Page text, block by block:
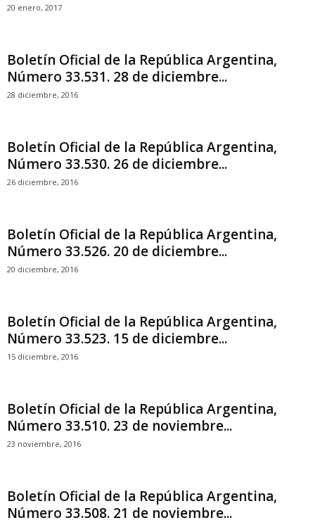
20 enero, 2017
Boletín Oficial de la República Argentina,
Número 33.531. 28 de diciembre...
28 diciembre, 2016
Boletín Oficial de la República Argentina,
Número 33.530. 26 de diciembre...
26 diciembre, 2016
Boletín Oficial de la República Argentina,
Número 33.526. 20 de diciembre...
20 diciembre, 2016
Boletín Oficial de la República Argentina,
Número 33.523. 15 de diciembre...
15 diciembre, 2016
Boletín Oficial de la República Argentina,
Número 33.510. 23 de noviembre...
23 noviembre, 2016
Boletín Oficial de la República Argentina,
Número 33.508. 21 de noviembre...